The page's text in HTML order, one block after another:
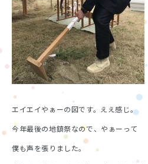
エイエイやぁーの図です。ええ感じ。
今年最後の地鎮祭なので、やぁーって
僕も声を張りました。